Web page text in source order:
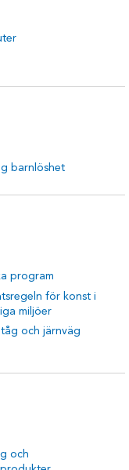
barnlöshet
program
för konst i
miljöer
och järnväg
och